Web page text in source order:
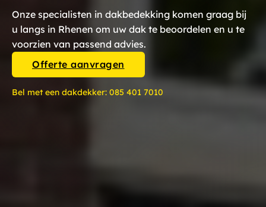
Onze specialisten in dakbedekking komen graag bij
u langs in Rhenen om uw dak te beoordelen en u te
voorzien van passend advies.
Offerte aanvragen
Bel met een dakdekker: 085 401 7010